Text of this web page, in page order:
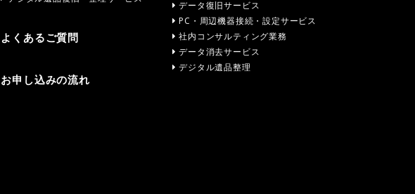
よくあるご質問
お申し込みの流れ
データ復旧サービス
PC・周辺機器接続・設定サービス
社内コンサルティング業務
データ消去サービス
デジタル遺品整理